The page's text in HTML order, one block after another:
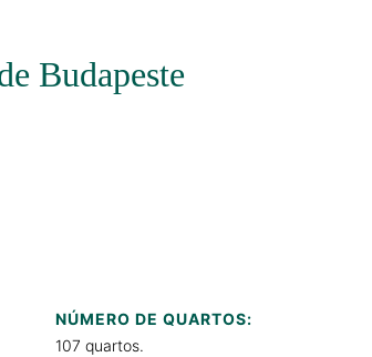
Budapeste
NÚMERO DE QUARTOS:
107 quartos.